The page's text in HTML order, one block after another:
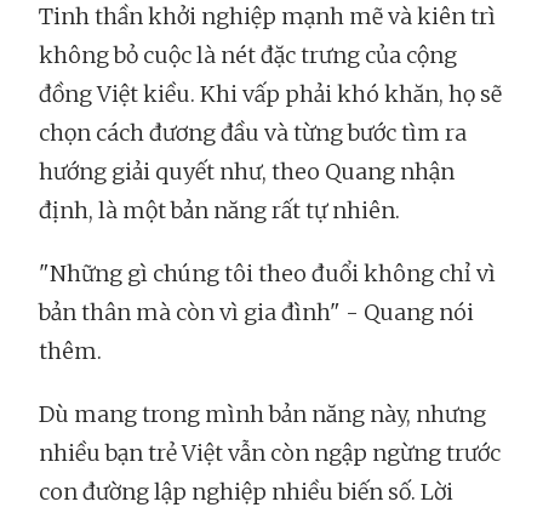
Tinh thần khởi nghiệp mạnh mẽ và kiên trì
không bỏ cuộc là nét đặc trưng của cộng
đồng Việt kiều. Khi vấp phải khó khăn, họ sẽ
chọn cách đương đầu và từng bước tìm ra
hướng giải quyết như, theo Quang nhận
định, là một bản năng rất tự nhiên.
"Những gì chúng tôi theo đuổi không chỉ vì
bản thân mà còn vì gia đình" - Quang nói
thêm.
Dù mang trong mình bản năng này, nhưng
nhiều bạn trẻ Việt vẫn còn ngập ngừng trước
con đường lập nghiệp nhiều biến số. Lời